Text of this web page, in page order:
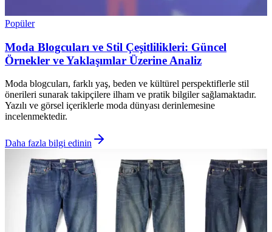
Popüler
Moda Blogcuları ve Stil Çeşitlilikleri: Güncel
Örnekler ve Yaklaşımlar Üzerine Analiz
Moda blogcuları, farklı yaş, beden ve kültürel perspektiflerle stil
önerileri sunarak takipçilere ilham ve pratik bilgiler sağlamaktadır.
Yazılı ve görsel içeriklerle moda dünyası derinlemesine
incelenmektedir.
Daha fazla bilgi edinin